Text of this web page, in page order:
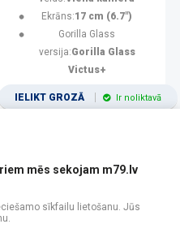
Ekrāns:17 cm (6.7")
Gorilla Glass
versija:Gorilla Glass
Victus+
IELIKT GROZĀ Ir noliktavā
5 6 7 8 9 10 11
mēs sekojam m79.lv
sīkfailu lietošanu. Jūs